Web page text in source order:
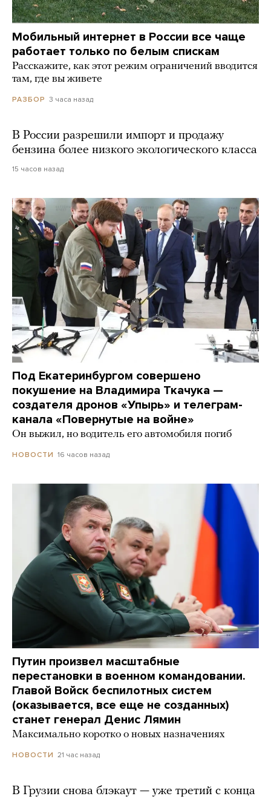
Мобильный интернет в России все чаще
работает только по белым спискам
Расскажите, как этот режим ограничений вводится
там, где вы живете
РАЗБОР 3 часа назад
В России разрешили импорт и продажу
бензина более низкого экологического класса
15 часов назад
Под Екатеринбургом совершено
покушение на Владимира Ткачука —
создателя дронов «Упырь» и телеграм-
канала «Повернутые на войне»
Он выжил, но водитель его автомобиля погиб
НОВОСТИ 16 часов назад
Путин произвел масштабные
перестановки в военном командовании.
Главой Войск беспилотных систем
(оказывается, все еще не созданных)
станет генерал Денис Лямин
Максимально коротко о новых назначениях
НОВОСТИ 21 час назад
В Грузии снова блэкаут — уже третий с конца